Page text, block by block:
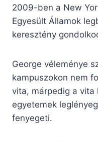
2009-ben a New
Egyesült Államok
keresztény
George véleménye
kampuszokon nem
vita, márpedig a vita
egyetemek
fenyegeti.